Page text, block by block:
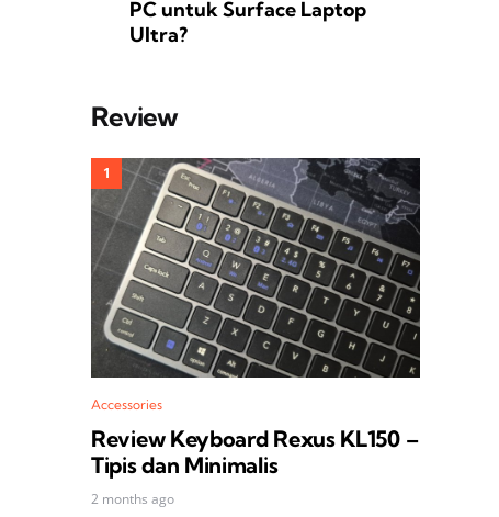
PC untuk Surface Laptop
Ultra?
Review
Accessories
Review Keyboard Rexus KL150 –
Tipis dan Minimalis
2 months ago